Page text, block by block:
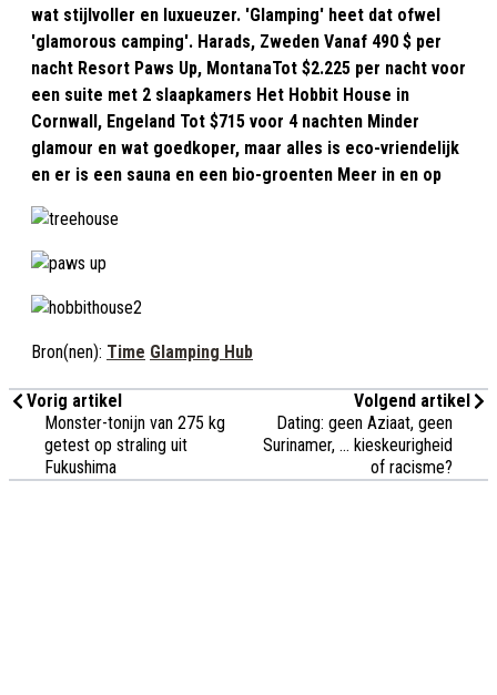
wat stijlvoller en luxueuzer. 'Glamping' heet dat ofwel
'glamorous camping'. Harads, Zweden Vanaf 490 $ per
nacht Resort Paws Up, MontanaTot $2.225 per nacht voor
een suite met 2 slaapkamers Het Hobbit House in
Cornwall, Engeland Tot $715 voor 4 nachten Minder
glamour en wat goedkoper, maar alles is eco-vriendelijk
en er is een sauna en een bio-groenten Meer in en op
Bron(nen): Time Glamping Hub
Vorig artikel
Monster-tonijn van 275 kg
getest op straling uit
Fukushima
Volgend artikel
Dating: geen Aziaat, geen
Surinamer, ... kieskeurigheid
of racisme?